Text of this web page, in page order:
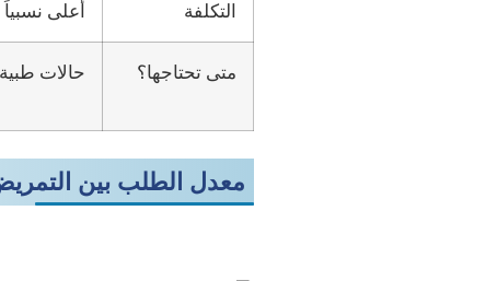
التكلفة أعلى نسبياً
متى تحتاجها؟ حالات
معدل الطلب بين